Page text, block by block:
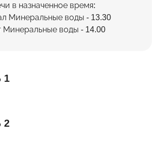
в назначенное время:
Минеральные воды - 13.30
Минеральные воды - 14.00
1
2